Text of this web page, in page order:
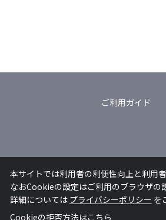
ご利用ガイド
本サイトでは利用者の利便性向上と利用
なおCookieの設定はご利用のブラウザの
詳細については プライバシーポリシー を
Cookieの拒否方法はこちら